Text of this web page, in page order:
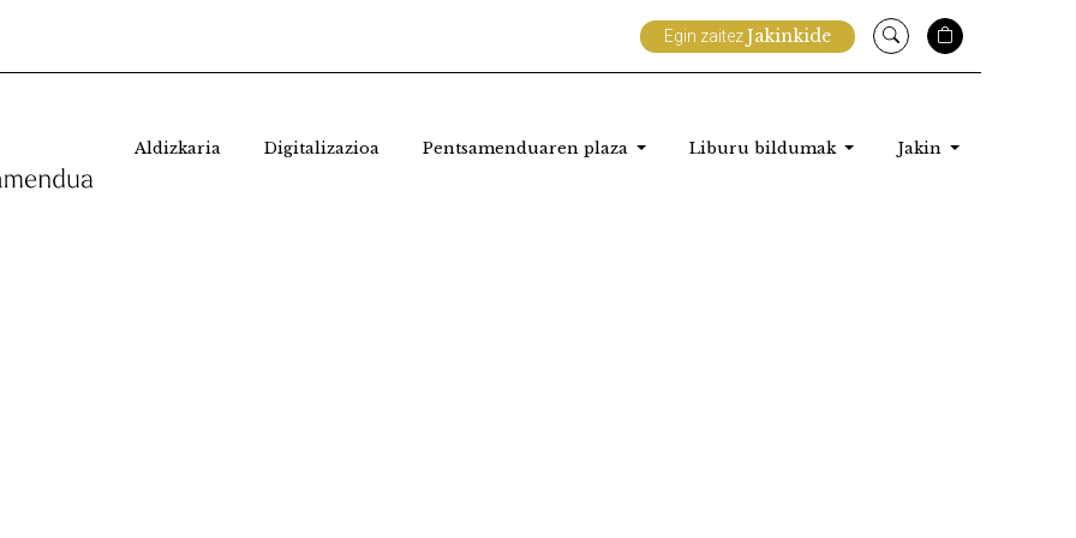
Egin zaitezJakinkide
Aldizkaria Digitalizazioa Pentsamenduaren plaza Liburu bildumak Jakin